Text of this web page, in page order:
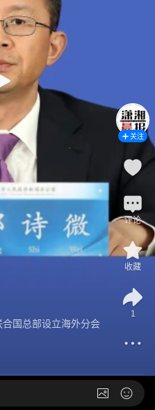
国总部设立海外分会
关注
评论
收藏
1